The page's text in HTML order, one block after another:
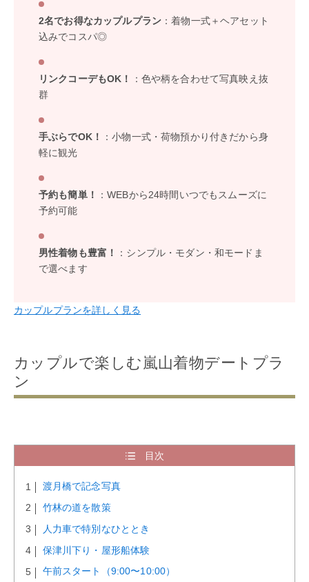
2名でお得なカップルプラン ：着物一式＋ヘアセット
込みでコスパ◎
リンクコーデもOK！
：色や柄を合わせて写真映え抜
群
手ぶらでOK！
：小物一式・荷物預かり付きだから身
軽に観光
予約も簡単！
：WEBから24時間いつでもスムーズに
予約可能
男性着物も豊富！
：シンプル・モダン・和モードま
で選べます
カップルプランを詳しく見る
カップルで楽しむ嵐山着物デートプラ
ン
目次
渡月橋で記念写真
竹林の道を散策
人力車で特別なひととき
保津川下り・屋形船体験
午前スタート（9:00〜10:00）